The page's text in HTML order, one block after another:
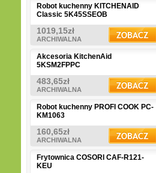
Robot kuchenny KITCHENAID
Classic 5K45SSEOB
1019,15zł
ARCHIWALNA
Akcesoria KitchenAid
5KSM2FPPC
483,65zł
ARCHIWALNA
Robot kuchenny PROFI COOK PC-
KM1063
160,65zł
ARCHIWALNA
Frytownica COSORI CAF-R121-
KEU